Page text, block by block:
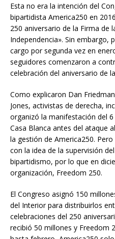
Esta no era la intención del
bipartidista America250 en
250 aniversario de la Firma de
Independencia». Sin embargo,
cargo por segunda vez en
seguidores comenzaron a
celebración del aniversario de
Como explicaron Dan
Jones, activistas de derecha,
organizó la manifestación del
Casa Blanca antes del ataque
la gestión de America250.
con la idea de la supervisión
bipartidismo, por lo que en
organización, Freedom 250.
El Congreso asignó 150
del Interior para distribuirlos
celebraciones del 250
recibió 50 millones y Freedom